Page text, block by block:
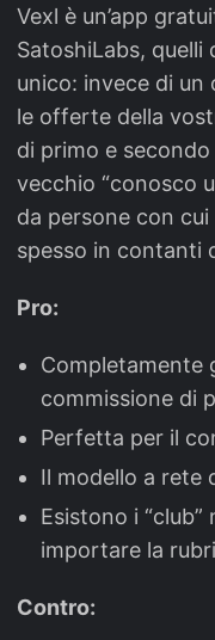
Vexl è un’app
SatoshiLabs,
unico: invece di
le offerte della
di primo e
vecchio “conosco
da persone con
spesso in contanti
Pro:
Completamente
commissione di
Perfetta per il
Il modello a rete
Esistono i
importare la
Contro: